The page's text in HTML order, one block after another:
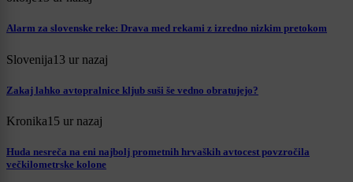
Alarm za slovenske reke: Drava med rekami z izredno nizkim pretokom
Slovenija13 ur nazaj
Zakaj lahko avtopralnice kljub suši še vedno obratujejo?
Kronika15 ur nazaj
Huda nesreča na eni najbolj prometnih hrvaških avtocest povzročila
večkilometrske kolone